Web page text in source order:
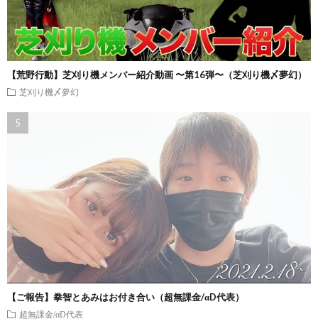
【荒野行動】芝刈り機メンバー紹介動画 〜第16弾〜（芝刈り機〆夢幻）
芝刈り機〆夢幻
【ご報告】拳智とあみはお付き合い（超無課金/αD代表）
超無課金/αD代表